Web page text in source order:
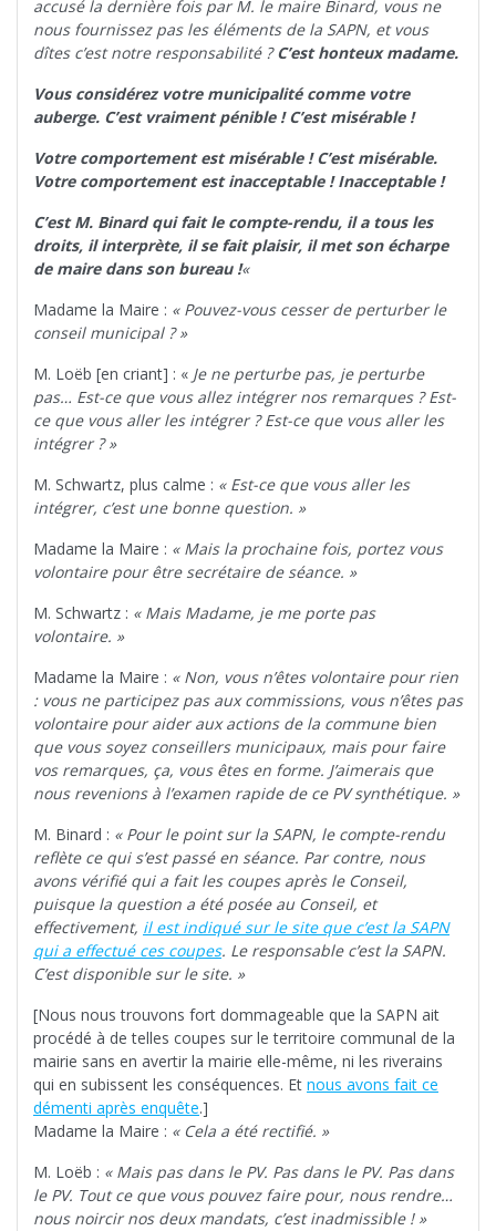
accusé la dernière fois par M. le maire Binard, vous ne
nous fournissez pas les éléments de la SAPN, et vous
dîtes c’est notre responsabilité ?C’est honteux madame.
Vous considérez votre municipalité comme votre
auberge. C’est vraiment pénible ! C’est misérable !
Votre comportement est misérable ! C’est misérable.
Votre comportement est inacceptable ! Inacceptable !
C’est M. Binard qui fait le compte-rendu, il a tous les
droits, il interprète, il se fait plaisir, il met son écharpe
de maire dans son bureau !«
Madame la Maire : « Pouvez-vous cesser de perturber le
conseil municipal ? »
M. Loëb [en criant] : « Je ne perturbe pas, je perturbe
pas… Est-ce que vous allez intégrer nos remarques ? Est-
ce que vous aller les intégrer ? Est-ce que vous aller les
intégrer ? »
M. Schwartz, plus calme : « Est-ce que vous aller les
intégrer, c’est une bonne question. »
Madame la Maire : « Mais la prochaine fois, portez vous
volontaire pour être secrétaire de séance. »
M. Schwartz : « Mais Madame, je me porte pas
volontaire. »
Madame la Maire : « Non, vous n’êtes volontaire pour rien
: vous ne participez pas aux commissions, vous n’êtes pas
volontaire pour aider aux actions de la commune bien
que vous soyez conseillers municipaux, mais pour faire
vos remarques, ça, vous êtes en forme. J’aimerais que
nous revenions à l’examen rapide de ce PV synthétique. »
M. Binard : « Pour le point sur la SAPN, le compte-rendu
reflète ce qui s’est passé en séance. Par contre, nous
avons vérifié qui a fait les coupes après le Conseil,
puisque la question a été posée au Conseil, et
effectivement, il est indiqué sur le site que c’est la SAPN
qui a effectué ces coupes. Le responsable c’est la SAPN.
C’est disponible sur le site. »
[Nous nous trouvons fort dommageable que la SAPN ait
procédé à de telles coupes sur le territoire communal de la
mairie sans en avertir la mairie elle-même, ni les riverains
qui en subissent les conséquences. Et nous avons fait ce
démenti après enquête.]
Madame la Maire : « Cela a été rectifié. »
M. Loëb : « Mais pas dans le PV. Pas dans le PV. Pas dans
le PV. Tout ce que vous pouvez faire pour, nous rendre…
nous noircir nos deux mandats, c’est inadmissible ! »